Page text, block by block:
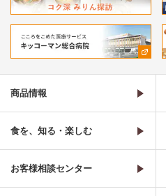
商品情報
食を、知る・楽しむ
お客様相談センター